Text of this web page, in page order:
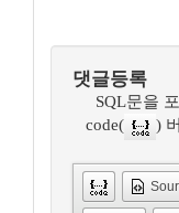
댓글등록
SQL문을
code(
)